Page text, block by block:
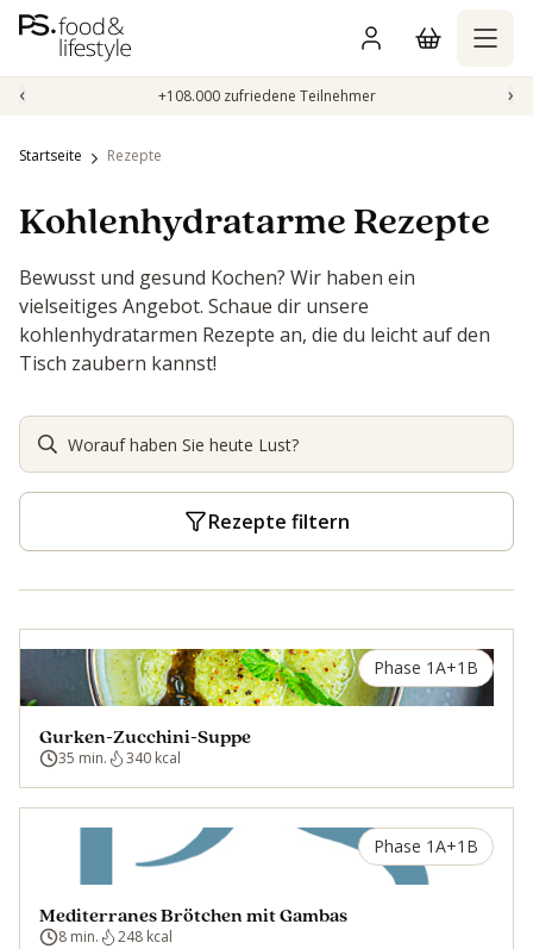
Zum
Inhalt
springen
‹ +108.000 zufriedene Teilnehmer ›
Startseite Rezepte
Kohlenhydratarme Rezepte
Bewusst und gesund Kochen? Wir haben ein
vielseitiges Angebot. Schaue dir unsere
kohlenhydratarmen Rezepte an, die du leicht auf den
Tisch zaubern kannst!
Rezepte filtern
Phase 1A+1B
Gurken-Zucchini-Suppe
35 min. 340 kcal
Phase 1A+1B
Mediterranes Brötchen mit Gambas
8 min. 248 kcal